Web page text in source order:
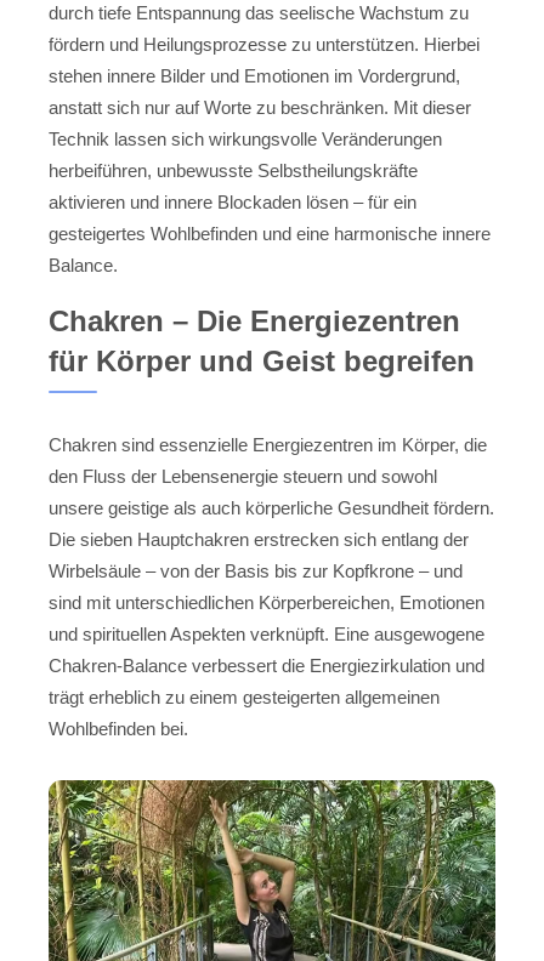
durch tiefe Entspannung das seelische Wachstum zu
fördern und Heilungsprozesse zu unterstützen. Hierbei
stehen innere Bilder und Emotionen im Vordergrund,
anstatt sich nur auf Worte zu beschränken. Mit dieser
Technik lassen sich wirkungsvolle Veränderungen
herbeiführen, unbewusste Selbstheilungskräfte
aktivieren und innere Blockaden lösen – für ein
gesteigertes Wohlbefinden und eine harmonische innere
Balance.
Chakren – Die Energiezentren
für Körper und Geist begreifen
Chakren sind essenzielle Energiezentren im Körper, die
den Fluss der Lebensenergie steuern und sowohl
unsere geistige als auch körperliche Gesundheit fördern.
Die sieben Hauptchakren erstrecken sich entlang der
Wirbelsäule – von der Basis bis zur Kopfkrone – und
sind mit unterschiedlichen Körperbereichen, Emotionen
und spirituellen Aspekten verknüpft. Eine ausgewogene
Chakren-Balance verbessert die Energiezirkulation und
trägt erheblich zu einem gesteigerten allgemeinen
Wohlbefinden bei.